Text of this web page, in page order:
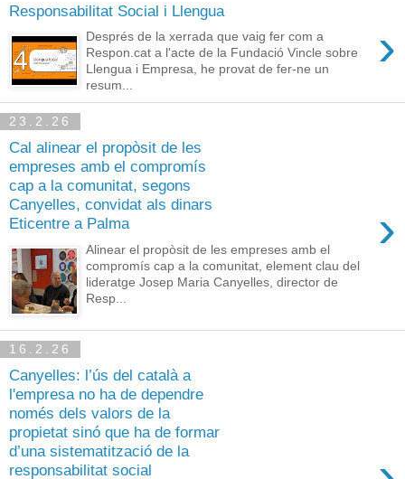
Responsabilitat Social i Llengua
›
Després de la xerrada que vaig fer com a
Respon.cat a l'acte de la Fundació Vincle sobre
Llengua i Empresa, he provat de fer-ne un
resum...
23.2.26
Cal alinear el propòsit de les
empreses amb el compromís
cap a la comunitat, segons
Canyelles, convidat als dinars
Eticentre a Palma
›
Alinear el propòsit de les empreses amb el
compromís cap a la comunitat, element clau del
lideratge Josep Maria Canyelles, director de
Resp...
16.2.26
Canyelles: l’ús del català a
l'empresa no ha de dependre
només dels valors de la
propietat sinó que ha de formar
d’una sistematització de la
responsabilitat social